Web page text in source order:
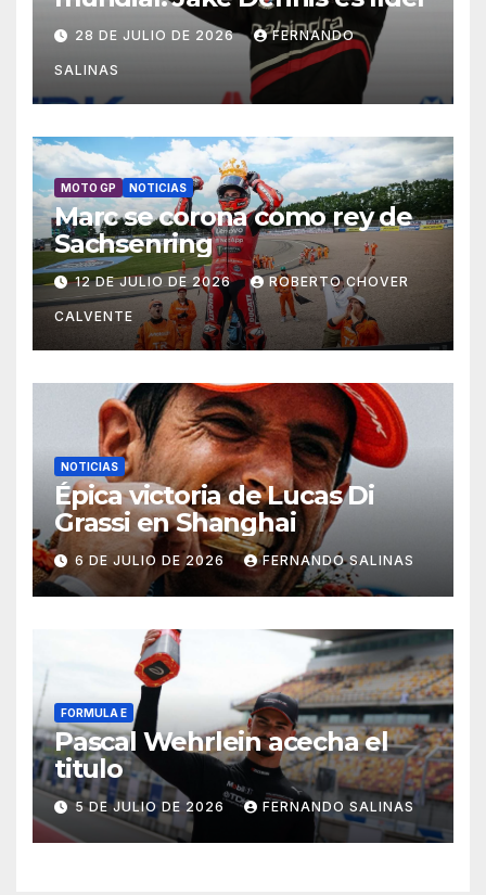
28 DE JULIO DE 2026 FERNANDO
SALINAS
MOTO GP NOTICIAS
Marc se corona como rey de
Sachsenring
12 DE JULIO DE 2026 ROBERTO CHOVER
CALVENTE
NOTICIAS
Épica victoria de Lucas Di
Grassi en Shanghai
6 DE JULIO DE 2026 FERNANDO SALINAS
FORMULA E
Pascal Wehrlein acecha el
titulo
5 DE JULIO DE 2026 FERNANDO SALINAS